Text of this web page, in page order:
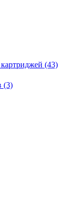
(43)
(3)